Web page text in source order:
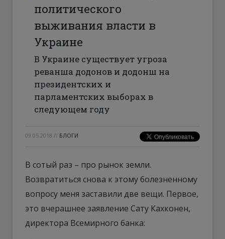
политического
выживания власти в
Украине
В Украине существует угроза
реванша додонов и додонш на
президентских и
парламентских выборах в
следующем году
09.05.2018 // БЛОГИ
В сотый раз – про рынок земли.
Возвратиться снова к этому болезненному
вопросу меня заставили две вещи. Первое,
это вчерашнее заявление Сату Кахконен,
директора Всемирного банка: